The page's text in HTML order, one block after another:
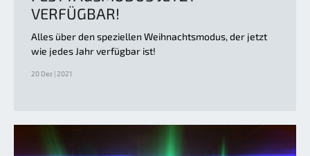
VERFÜGBAR!
Alles über den speziellen Weihnachtsmodus, der jetzt
wie jedes Jahr verfügbar ist!
20 Dez | 2021